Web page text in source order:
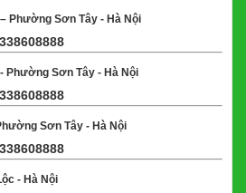
Phường Sơn Tây - Hà Nội
Phường Sơn Tây - Hà Nội
Sơn Tây - Hà Nội
- Hà Nội